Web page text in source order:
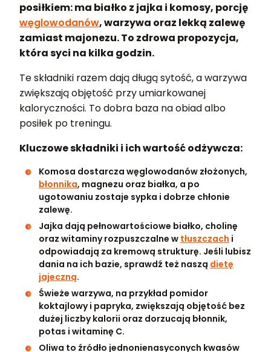
posiłkiem: ma białko z jajka i komosy, porcję
węglowodanów, warzywa oraz lekką zalewę
zamiast majonezu. To zdrowa propozycja,
która syci na kilka godzin.
Te składniki razem dają długą sytość, a warzywa
zwiększają objętość przy umiarkowanej
kaloryczności. To dobra baza na obiad albo
posiłek po treningu.
Kluczowe składniki i ich wartość odżywcza:
Komosa dostarcza węglowodanów złożonych,
błonnika, magnezu oraz białka, a po
ugotowaniu zostaje sypka i dobrze chłonie
zalewę.
Jajka dają pełnowartościowe białko, cholinę
oraz witaminy rozpuszczalne w tłuszczach i
odpowiadają za kremową strukturę. Jeśli lubisz
dania na ich bazie, sprawdź też naszą dietę
jajeczną.
Świeże warzywa, na przykład pomidor
koktajlowy i papryka, zwiększają objętość bez
dużej liczby kalorii oraz dorzucają błonnik,
potas i witaminę C.
Oliwa to źródło jednonienasyconych kwasów